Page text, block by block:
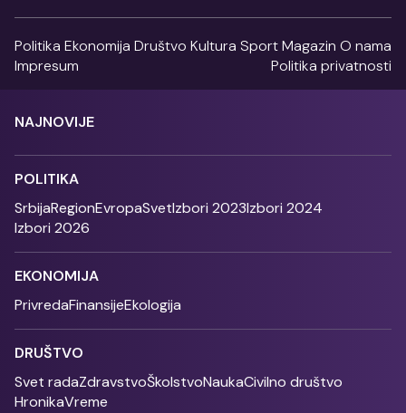
Politika Ekonomija Društvo Kultura SportMagazin O nama
Impresum
Politika privatnosti
NAJNOVIJE
POLITIKA
SrbijaRegionEvropaSvetIzbori 2023Izbori 2024
Izbori 2026
EKONOMIJA
PrivredaFinansijeEkologija
DRUŠTVO
Svet radaZdravstvoŠkolstvoNaukaCivilno društvo
HronikaVreme